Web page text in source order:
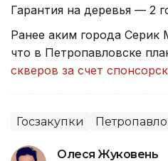
Гарантия на деревья — 2
Ранее аким города Серик
что в Петропавловске
скверов за счет
Госзакупки
Олеся Жуковень